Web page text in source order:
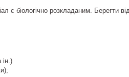
біологічно розкладаним. Берегти від
ін.)